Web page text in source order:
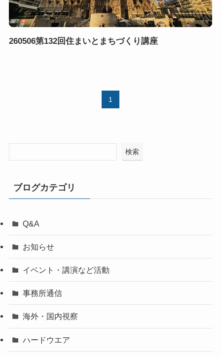
260506第132回住まいとまちづくり講座
1
検索
ブログカテゴリ
Q&A
お知らせ
イベント・講演など活動
事務所通信
海外・国内視察
ハードウエア